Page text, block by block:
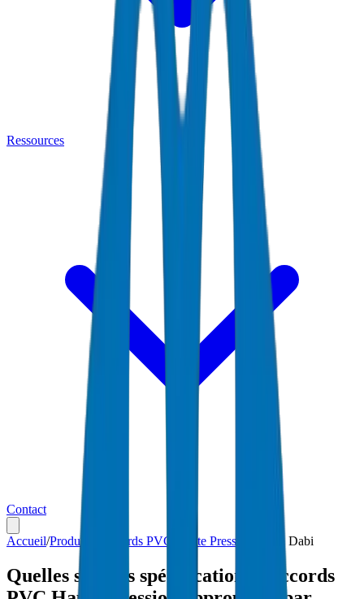
Ressources
Contact
Accueil/Produits Raccords PVC Haute Pression Abou Dabi
Quelles sont les spécifications Raccords